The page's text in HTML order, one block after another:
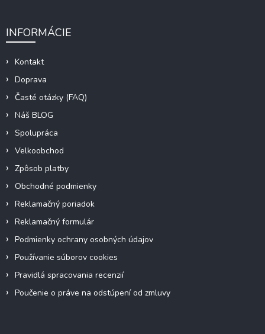
INFORMÁCIE
Kontakt
Doprava
Časté otázky (FAQ)
Náš BLOG
Spolupráca
Velkoobchod
Zpôsob platby
Obchodné podmienky
Reklamačný poriadok
Reklamačný formulár
Podmienky ochrany osobných údajov
Používanie súborov cookies
Pravidlá spracovania recenzií
Poučenie o práve na odstúpení od zmluvy